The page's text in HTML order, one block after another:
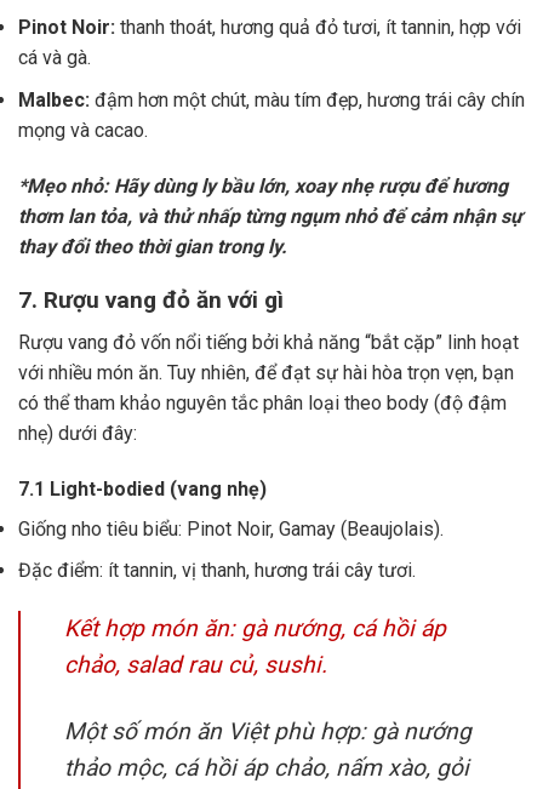
Pinot Noir: thanh thoát, hương quả đỏ tươi, ít tannin, hợp với
cá và gà.
Malbec: đậm hơn một chút, màu tím đẹp, hương trái cây chín
mọng và cacao.
*Mẹo nhỏ: Hãy dùng ly bầu lớn, xoay nhẹ rượu để hương
thơm lan tỏa, và thử nhấp từng ngụm nhỏ để cảm nhận sự
thay đổi theo thời gian trong ly.
7. Rượu vang đỏ ăn với gì
Rượu vang đỏ vốn nổi tiếng bởi khả năng “bắt cặp” linh hoạt
với nhiều món ăn. Tuy nhiên, để đạt sự hài hòa trọn vẹn, bạn
có thể tham khảo nguyên tắc phân loại theo body (độ đậm
nhẹ) dưới đây:
7.1 Light-bodied (vang nhẹ)
Giống nho tiêu biểu: Pinot Noir, Gamay (Beaujolais).
Đặc điểm: ít tannin, vị thanh, hương trái cây tươi.
Kết hợp món ăn: gà nướng, cá hồi áp
chảo, salad rau củ, sushi.
Một số món ăn Việt phù hợp: gà nướng
thảo mộc, cá hồi áp chảo, nấm xào, gỏi